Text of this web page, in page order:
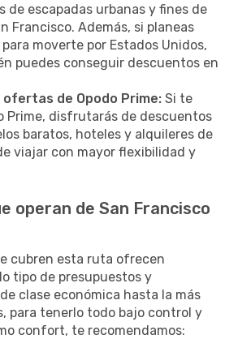
de escapadas urbanas y fines de
Francisco. Además, si planeas
moverte por Estados Unidos,
puedes conseguir descuentos en
de Opodo Prime: Si te
Prime, disfrutarás de descuentos
baratos, hoteles y alquileres de
viajar con mayor flexibilidad y
operan de San Francisco
cubren esta ruta ofrecen
tipo de presupuestos y
clase económica hasta la más
para tenerlo todo bajo control y
confort, te recomendamos: